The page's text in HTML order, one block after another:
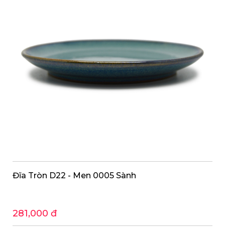
Đĩa Tròn D22 - Men 0005 Sành
281,000 đ